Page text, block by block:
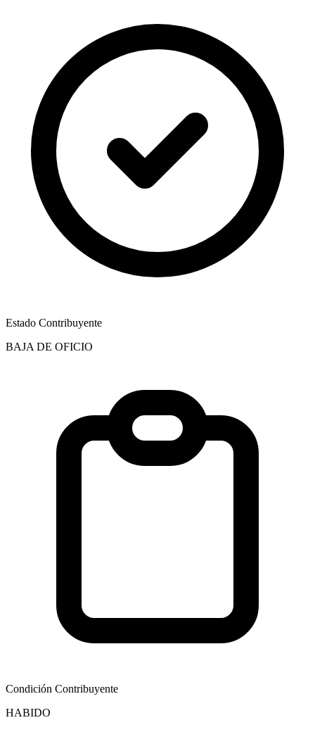
Estado Contribuyente
BAJA DE OFICIO
Condición Contribuyente
HABIDO